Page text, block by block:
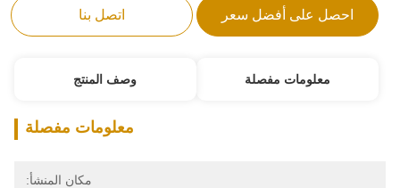
احصل على أفضل سعر اتصل بنا
معلومات مفصلة وصف المنتج
معلومات مفصلة
مكان المنشأ: